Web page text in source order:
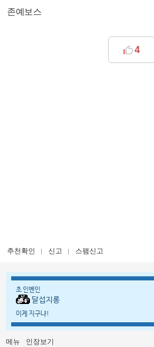
존예보스
4
추천확인 신고 스팸신고
초 인벤인
달섭지롱
이게 지구냐!
메뉴 인장보기